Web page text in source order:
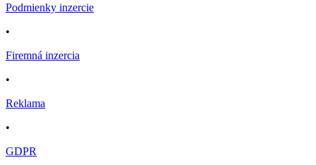
Podmienky inzercie
•
Firemná inzercia
•
Reklama
•
GDPR